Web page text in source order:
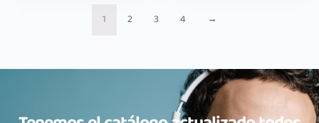
1 2 3 4 →